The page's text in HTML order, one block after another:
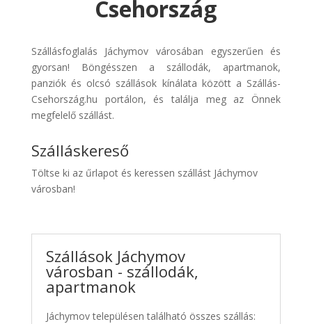
pénzvisszatérítéssel
Discover
Cars
Transzfer
Kiwi
Taxi
Csehország
Szállásfoglalás Jáchymov városában egyszerűen és
gyorsan! Böngésszen a szállodák, apartmanok,
panziók és olcsó szállások kínálata között a Szállás-
Csehország.hu portálon, és találja meg az Önnek
megfelelő szállást.
Szálláskereső
Töltse ki az űrlapot és keressen szállást Jáchymov
városban!
Szállások Jáchymov
városban - szállodák,
apartmanok
Jáchymov településen található összes szállás: